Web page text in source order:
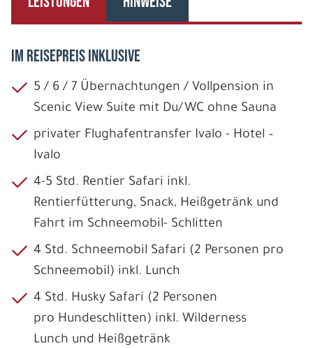
IM REISEPREIS INKLUSIVE
5 / 6 / 7 Übernachtungen / Vollpension in
Scenic View Suite mit Du/WC ohne Sauna
privater Flughafentransfer Ivalo - Hotel –
Ivalo
4-5 Std. Rentier Safari inkl.
Rentierfütterung, Snack, Heißgetränk und
Fahrt im Schneemobil- Schlitten
4 Std. Schneemobil Safari (2 Personen pro
Schneemobil) inkl. Lunch
4 Std. Husky Safari (2 Personen
pro Hundeschlitten) inkl. Wilderness
Lunch und Heißgetränk